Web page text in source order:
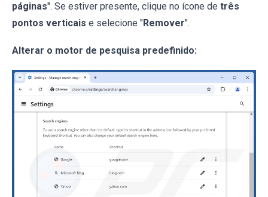
páginas". Se estiver presente, clique no ícone de três
pontos verticais e selecione "Remover".
Alterar o motor de pesquisa predefinido: